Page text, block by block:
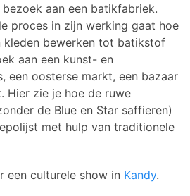
aan een batikfabriek.
proces in zijn werking gaat hoe
kleden bewerken tot batikstof
aan een kunst- en
een oosterse markt, een bazaar
Hier zie je hoe de ruwe
de Blue en Star saffieren)
met hulp van traditionele
een culturele show in Kandy.